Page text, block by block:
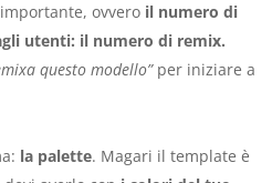
ovvero il numero di
utenti: il numero di remix.
questo modello”per iniziare a
la palette. Magari il template è